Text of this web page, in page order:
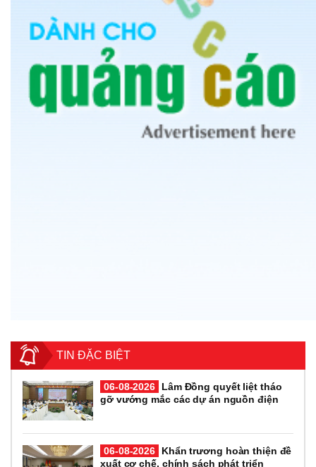
TIN ĐẶC BIỆT
06-08-2026
Lâm Đồng quyết liệt tháo
gỡ vướng mắc các dự án nguồn điện
06-08-2026
Khẩn trương hoàn thiện đề
xuất cơ chế, chính sách phát triển